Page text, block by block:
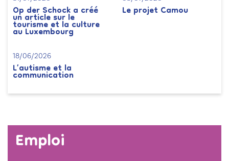
Op der Schock a créé
un article sur le
tourisme et la culture
au Luxembourg
Le projet Camou
18/06/2026
L’autisme et la
communication
Emploi